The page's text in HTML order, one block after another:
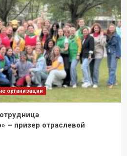
организации
– призер отраслевой